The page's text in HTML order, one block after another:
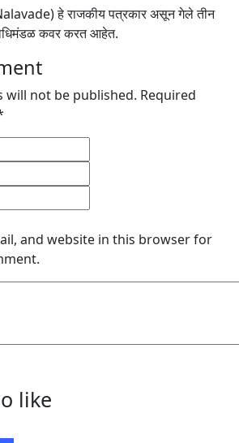
हे राजकीय पत्रकार असून गेले तीन
कवर करत आहेत.
will not be published. Required
and website in this browser for
like